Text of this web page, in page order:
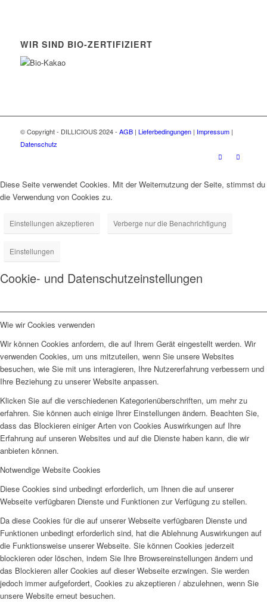
WIR SIND BIO-ZERTIFIZIERT
© Copyright - DILLICIOUS 2024 - AGB| Lieferbedingungen| Impressum|
Datenschutz
Diese Seite verwendet Cookies. Mit der Weiternutzung der Seite, stimmst du
die Verwendung von Cookies zu.
Einstellungen akzeptieren Verberge nur die Benachrichtigung
Einstellungen
Cookie- und Datenschutzeinstellungen
Wie wir Cookies verwenden
Wir können Cookies anfordern, die auf Ihrem Gerät eingestellt werden. Wir
verwenden Cookies, um uns mitzuteilen, wenn Sie unsere Websites
besuchen, wie Sie mit uns interagieren, Ihre Nutzererfahrung verbessern und
Ihre Beziehung zu unserer Website anpassen.
Klicken Sie auf die verschiedenen Kategorienüberschriften, um mehr zu
erfahren. Sie können auch einige Ihrer Einstellungen ändern. Beachten Sie,
dass das Blockieren einiger Arten von Cookies Auswirkungen auf Ihre
Erfahrung auf unseren Websites und auf die Dienste haben kann, die wir
anbieten können.
Notwendige Website Cookies
Diese Cookies sind unbedingt erforderlich, um Ihnen die auf unserer
Webseite verfügbaren Dienste und Funktionen zur Verfügung zu stellen.
Da diese Cookies für die auf unserer Webseite verfügbaren Dienste und
Funktionen unbedingt erforderlich sind, hat die Ablehnung Auswirkungen auf
die Funktionsweise unserer Webseite. Sie können Cookies jederzeit
blockieren oder löschen, indem Sie Ihre Browsereinstellungen ändern und
das Blockieren aller Cookies auf dieser Webseite erzwingen. Sie werden
jedoch immer aufgefordert, Cookies zu akzeptieren / abzulehnen, wenn Sie
unsere Website erneut besuchen.